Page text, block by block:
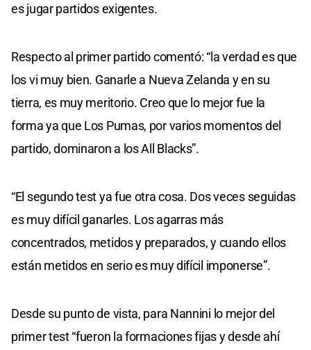
es jugar partidos exigentes.
Respecto al primer partido comentó: “la verdad es que
los vi muy bien. Ganarle a Nueva Zelanda y en su
tierra, es muy meritorio. Creo que lo mejor fue la
forma ya que Los Pumas, por varios momentos del
partido, dominaron a los All Blacks”.
“El segundo test ya fue otra cosa. Dos veces seguidas
es muy difícil ganarles. Los agarras más
concentrados, metidos y preparados, y cuando ellos
están metidos en serio es muy difícil imponerse”.
Desde su punto de vista, para Nannini lo mejor del
primer test “fueron la formaciones fijas y desde ahí